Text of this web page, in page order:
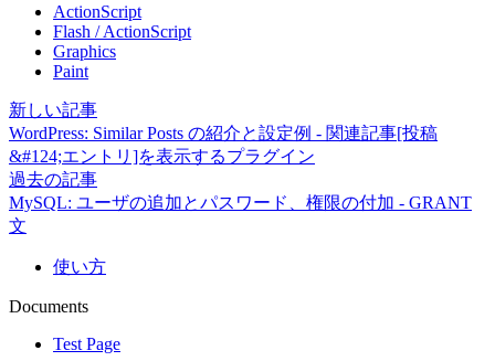
ActionScript
Flash / ActionScript
Graphics
Paint
新しい記事
WordPress: Similar Posts の紹介と設定例 - 関連記事[投稿
&#124;エントリ]を表示するプラグイン
過去の記事
MySQL: ユーザの追加とパスワード、権限の付加 - GRANT
文
使い方
Documents
Test Page